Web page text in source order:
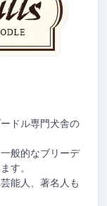
ドル専門犬舎の
般的なブリーデ
す。
能人、著名人も